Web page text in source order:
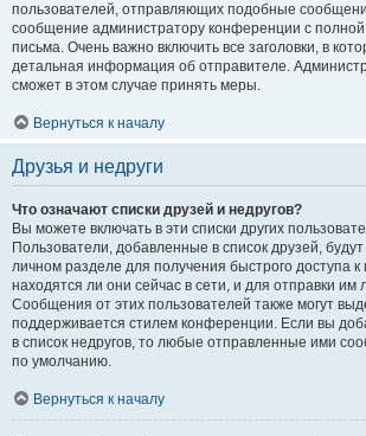
пользователей, отправляющих подобные
сообщение администратору конференции с полной
письма. Очень важно включить все заголовки, в
детальная информация об отправителе.
сможет в этом случае принять меры.
Вернуться к началу
Друзья и недруги
Что означают списки друзей и недругов?
Вы можете включать в эти списки других
Пользователи, добавленные в список друзей,
личном разделе для получения быстрого доступа
находятся ли они сейчас в сети, и для отправки
Сообщения от этих пользователей также могут
поддерживается стилем конференции. Если вы
в список недругов, то любые отправленные ими
по умолчанию.
Вернуться к началу